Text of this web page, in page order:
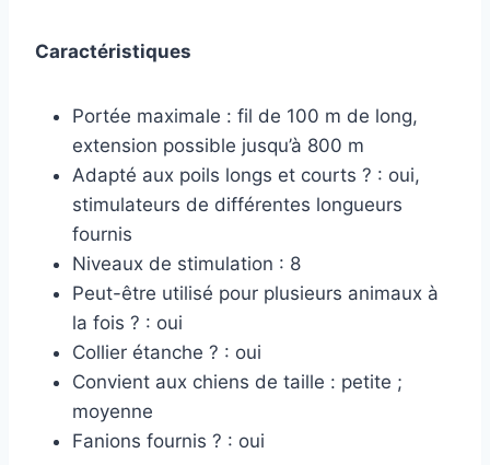
Caractéristiques
Portée maximale : fil de 100 m de long,
extension possible jusqu’à 800 m
Adapté aux poils longs et courts ? : oui,
stimulateurs de différentes longueurs
fournis
Niveaux de stimulation : 8
Peut-être utilisé pour plusieurs animaux à
la fois ? : oui
Collier étanche ? : oui
Convient aux chiens de taille : petite ;
moyenne
Fanions fournis ? : oui